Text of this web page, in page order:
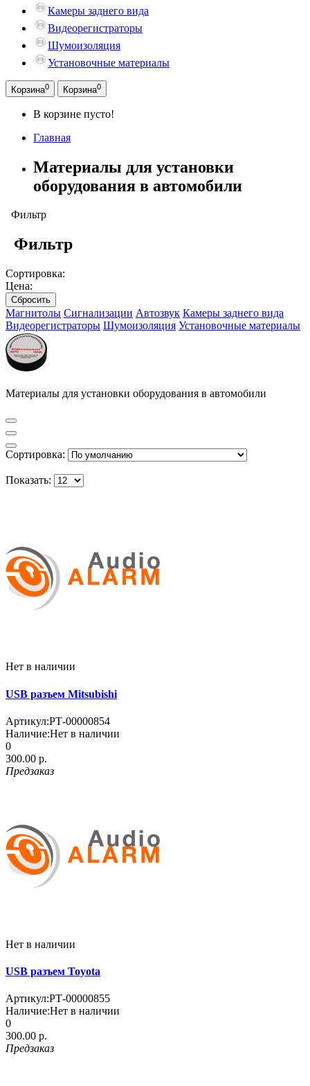
Камеры заднего вида
Видеорегистраторы
Шумоизоляция
Установочные материалы
Корзина0 Корзина0
В корзине пусто!
Главная
Материалы для установки
оборудования в автомобили
Фильтр
Фильтр
Сортировка:
Цена:
Сбросить
Магнитолы Сигнализации Автозвук Камеры заднего вида
Видеорегистраторы Шумоизоляция Установочные материалы
Материалы для установки оборудования в автомобили
Сортировка:
Показать:
Нет в наличии
USB разъем Mitsubishi
Артикул:РТ-00000854
Наличие:Нет в наличии
0
300.00 р.
Предзаказ
Нет в наличии
USB разъем Toyota
Артикул:РТ-00000855
Наличие:Нет в наличии
0
300.00 р.
Предзаказ